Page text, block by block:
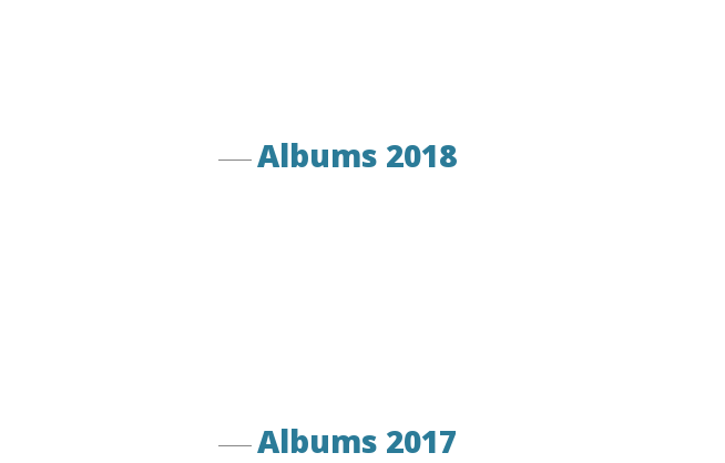
Albums 2018
Albums 2017